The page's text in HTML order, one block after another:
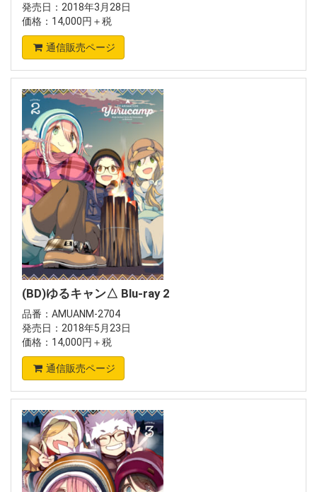
発売日：2018年3月28日
価格：14,000円＋税
通信販売ページ
(BD)ゆるキャン△ Blu-ray 2
品番：AMUANM-2704
発売日：2018年5月23日
価格：14,000円＋税
通信販売ページ